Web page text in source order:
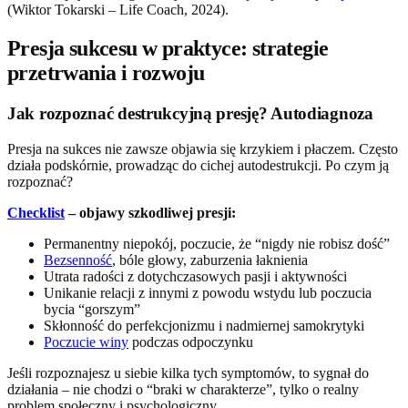
(Wiktor Tokarski – Life Coach, 2024).
Presja sukcesu w praktyce: strategie
przetrwania i rozwoju
Jak rozpoznać destrukcyjną presję? Autodiagnoza
Presja na sukces nie zawsze objawia się krzykiem i płaczem. Często
działa podskórnie, prowadząc do cichej autodestrukcji. Po czym ją
rozpoznać?
Checklist– objawy szkodliwej presji:
Permanentny niepokój, poczucie, że “nigdy nie robisz dość”
Bezsenność, bóle głowy, zaburzenia łaknienia
Utrata radości z dotychczasowych pasji i aktywności
Unikanie relacji z innymi z powodu wstydu lub poczucia
bycia “gorszym”
Skłonność do perfekcjonizmu i nadmiernej samokrytyki
Poczucie winy podczas odpoczynku
Jeśli rozpoznajesz u siebie kilka tych symptomów, to sygnał do
działania – nie chodzi o “braki w charakterze”, tylko o realny